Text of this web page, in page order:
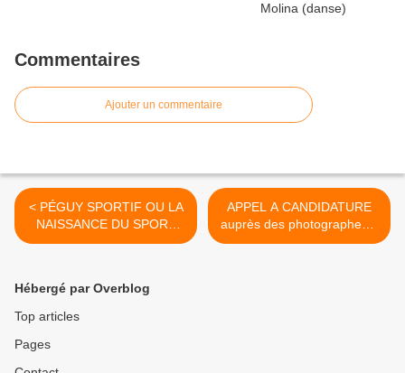
Commentaires
Ajouter un commentaire
< PÉGUY SPORTIF OU LA
NAISSANCE DU SPORT
POUR TOUS : Exposition
mars 2018
APPEL A CANDIDATURE
auprès des photographes...
>
Hébergé par Overblog
Top articles
Pages